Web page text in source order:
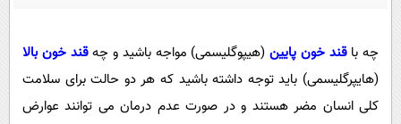
خواندنی ها و دیدنی ها
آموزش زبان
چه باقند خون پایین (هیپوگلیسمی) مواجه باشید و چهقند خون بالا
(هایپرگلیسمی) باید توجه داشته باشید که هر دو حالت برای سلامت
کلی انسان مضر هستند و در صورت عدم درمان می توانند عوارض